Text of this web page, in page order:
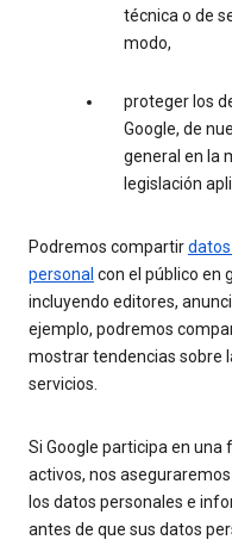
técnica o de
modo,
proteger los
Google, de
general en la
legislación
Podremos compartir
personal con el público en
incluyendo editores,
ejemplo, podremos
mostrar tendencias sobre
servicios.
Si Google participa en una
activos, nos
los datos personales e
antes de que sus datos